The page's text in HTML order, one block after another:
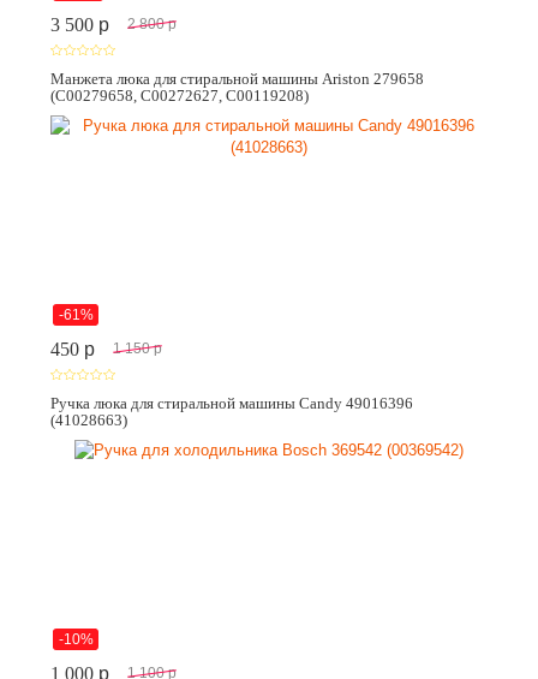
3 500 p 2 800 p
Манжета люка для стиральной машины Ariston 279658
(C00279658, C00272627, C00119208)
-61%
450 p 1 150 p
Ручка люка для стиральной машины Candy 49016396
(41028663)
-10%
1 000 p 1 100 p